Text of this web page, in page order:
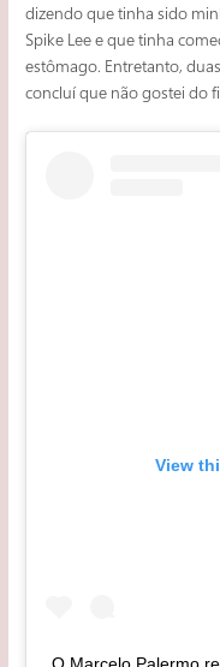
dizendo que tinha sido
Spike Lee e que tinha
estômago. Entretanto,
concluí que não gostei do
View